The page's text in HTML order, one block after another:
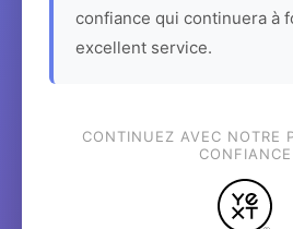
confiance qui continuera à
excellent service.
CONTINUEZ AVEC NOTRE
CONFIANCE